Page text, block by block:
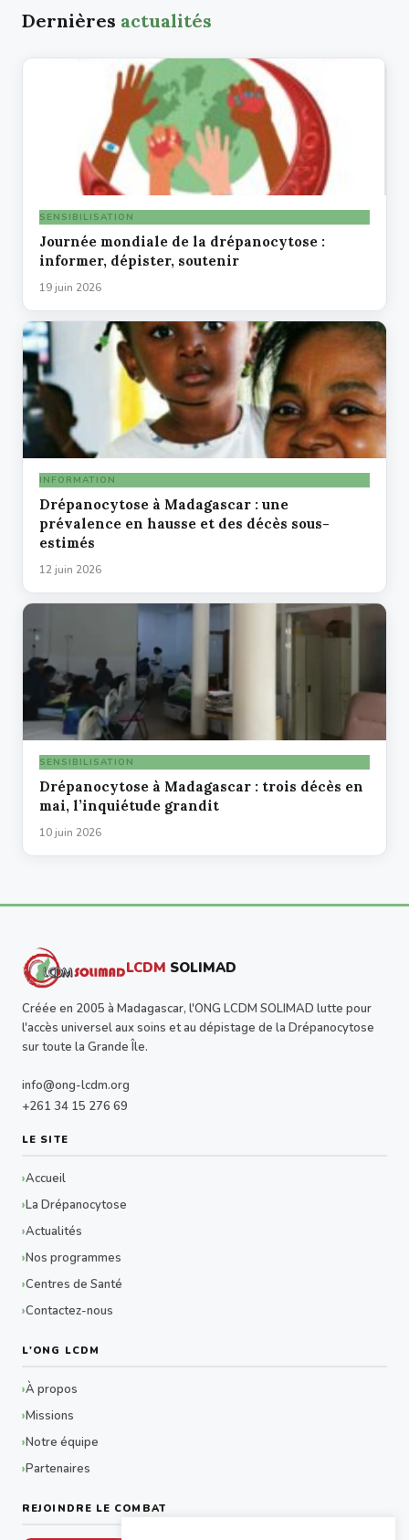
Dernières actualités
SENSIBILISATION
Journée mondiale de la drépanocytose :
informer, dépister, soutenir
19 juin 2026
INFORMATION
Drépanocytose à Madagascar : une
prévalence en hausse et des décès sous-
estimés
12 juin 2026
SENSIBILISATION
Drépanocytose à Madagascar : trois décès en
mai, l’inquiétude grandit
10 juin 2026
LCDM SOLIMAD
Créée en 2005 à Madagascar, l'ONG LCDM SOLIMAD lutte pour
l'accès universel aux soins et au dépistage de la Drépanocytose
sur toute la Grande Île.
info@ong-lcdm.org
+261 34 15 276 69
LE SITE
Accueil
La Drépanocytose
Actualités
Nos programmes
Centres de Santé
Contactez-nous
L'ONG LCDM
À propos
Missions
Notre équipe
Partenaires
REJOINDRE LE COMBAT